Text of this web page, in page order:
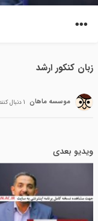
زبان کنکور ارشد
موسسه ماهان 1 دنبال کننده
ویدیو بعدی